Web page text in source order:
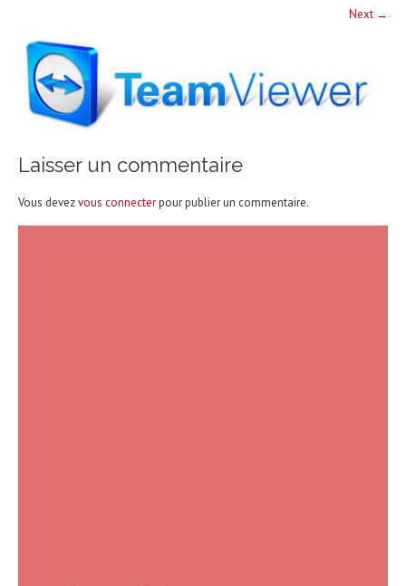
Next →
Laisser un commentaire
Vous devezvous connecterpour publier un commentaire.